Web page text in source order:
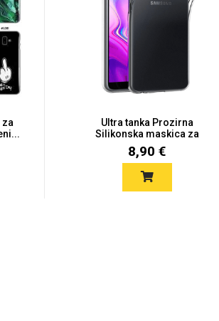
Ultra tanka Prozirna
Silikonska maskica za
Sam...
8,90 €